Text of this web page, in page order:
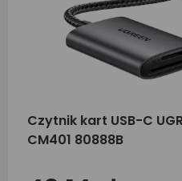
Czytnik kart USB-C
CM401 80888B